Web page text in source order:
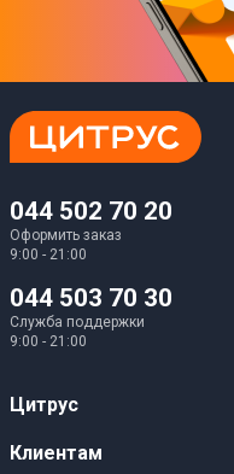
Товар может отличаться
характеристики и
производителем.
Загрузки
Iнструкцiя
Загрузить(5.05 MB
044 502 70 20
Оформить заказ
9:00 - 21:00
044 503 70 30
Служба поддержки
9:00 - 21:00
Цитрус
Карьера
Клиентам